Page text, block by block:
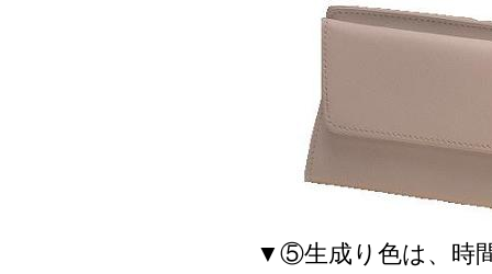
▼⑤生成り色は、時